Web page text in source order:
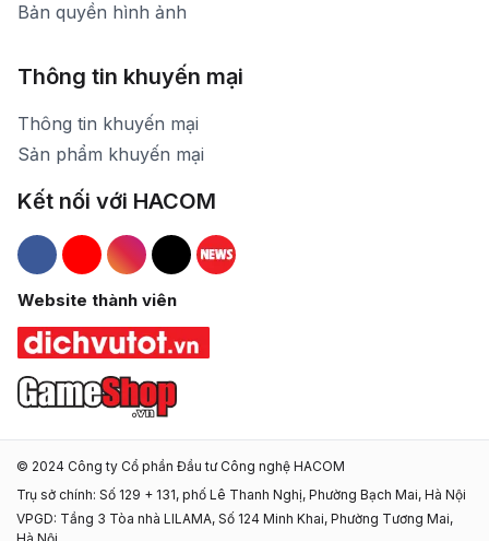
Bản quyền hình ảnh
Thông tin khuyến mại
Thông tin khuyến mại
Sản phẩm khuyến mại
Kết nối với HACOM
Hacom Facebook
Hacom YouTube
Hacom Instagram
Hacom TikTok
Website thành viên
© 2024 Công ty Cổ phần Đầu tư Công nghệ HACOM
Trụ sở chính: Số 129 + 131, phố Lê Thanh Nghị, Phường Bạch Mai, Hà Nội
VPGD: Tầng 3 Tòa nhà LILAMA, Số 124 Minh Khai, Phường Tương Mai,